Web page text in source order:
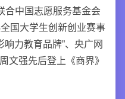
合中国志愿服务基金会
国大学生创新创业赛事
响力教育品牌”、央广网
文强先后登上《商界》